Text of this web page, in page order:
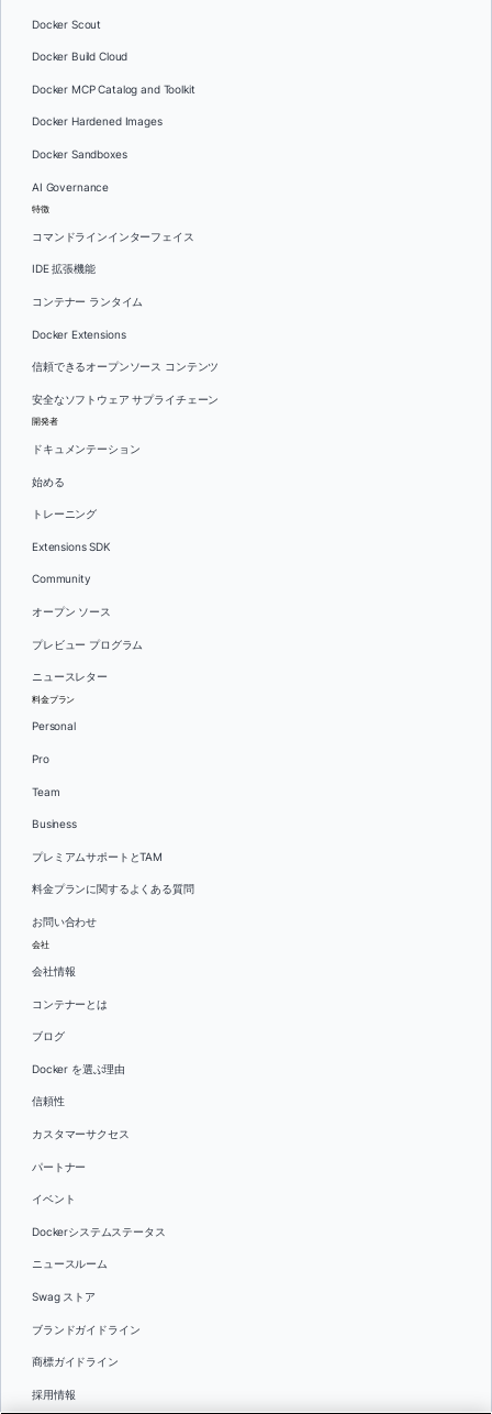
Docker Scout
Docker Build Cloud
Docker MCP Catalog and Toolkit
Docker Hardened Images
Docker Sandboxes
AI Governance
特徴
コマンドラインインターフェイス
IDE 拡張機能
コンテナー ランタイム
Docker Extensions
信頼できるオープンソース コンテンツ
安全なソフトウェア サプライチェーン
開発者
ドキュメンテーション
始める
トレーニング
Extensions SDK
Community
オープン ソース
プレビュー プログラム
ニュースレター
料金プラン
Personal
Pro
Team
Business
プレミアムサポートとTAM
料金プランに関するよくある質問
お問い合わせ
会社
会社情報
コンテナーとは
ブログ
Docker を選ぶ理由
信頼性
カスタマーサクセス
パートナー
イベント
Dockerシステムステータス
ニュースルーム
Swag ストア
ブランドガイドライン
商標ガイドライン
採用情報